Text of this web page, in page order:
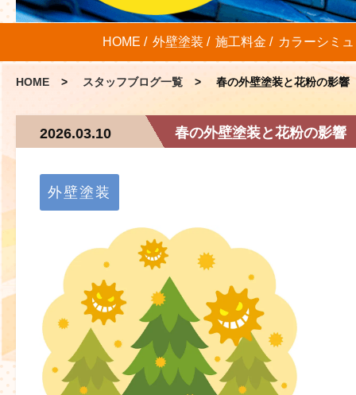
HOME 外壁塗装 施工料金 カラーシミ
HOME スタッフブログ一覧 春の外壁塗装と花粉の影響
春の外壁塗装と花粉の影響
2026.03.10
外壁塗装